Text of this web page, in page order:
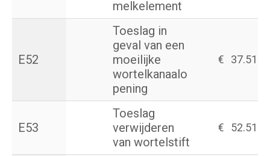
melkelement
E52
Toeslag in
geval van een
moeilijke
wortelkanaalo
pening
€ 37.51
E53
Toeslag
verwijderen
van wortelstift
€ 52.51